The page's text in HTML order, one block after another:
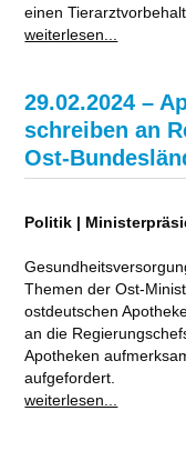
einen Tierarztvorbehalt
weiterlesen...
29.02.2024 –
schreiben an
Ost-
Politik |
Themen der Ost-
ostdeutschen
an die
Apotheken
aufgefordert.
weiterlesen...